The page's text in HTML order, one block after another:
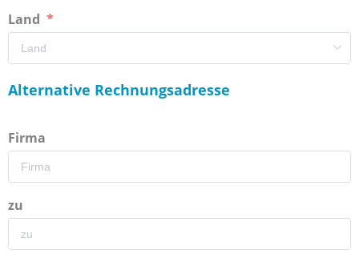
Land
Alternative Rechnungsadresse
Firma
zu